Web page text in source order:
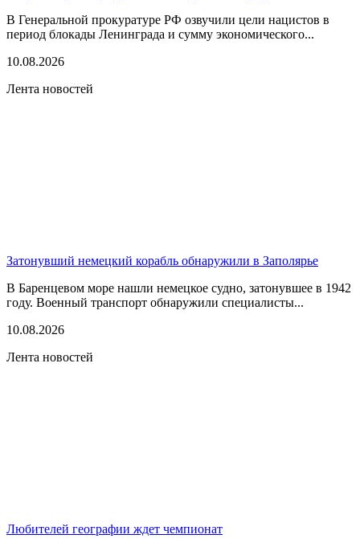
В Генеральной прокуратуре РФ озвучили цели нацистов в
период блокады Ленинграда и сумму экономического...
10.08.2026
Лента новостей
Затонувший немецкий корабль обнаружили в Заполярье
В Баренцевом море нашли немецкое судно, затонувшее в 1942
году. Военный транспорт обнаружили специалисты...
10.08.2026
Лента новостей
Любителей географии ждет чемпионат